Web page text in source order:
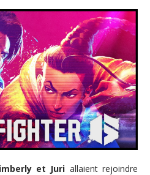
et Juri allaient rejoindre